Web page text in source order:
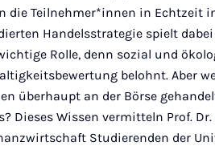
die Teilnehmer*innen in Echtzeit
Handelsstrategie spielt
Rolle, denn sozial und
belohnt. Aber
überhaupt an der Börse
Dieses Wissen vermitteln Prof. Dr.
Studierenden der